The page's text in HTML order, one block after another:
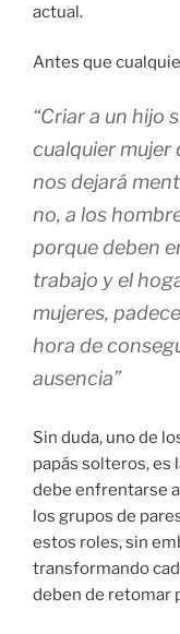
actual.
Antes que
“Criar a un hijo
cualquier mujer
nos dejará
no, a los
porque deben
trabajo y el
mujeres,
hora de
ausencia”
Sin duda, uno de
papás solteros, es
debe enfrentarse
los grupos de
estos roles, sin
transformando
deben de retomar